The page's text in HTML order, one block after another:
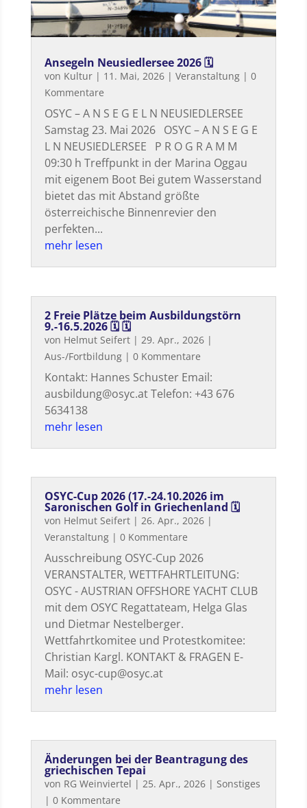
Ansegeln Neusiedlersee 2026 🗓
von Kultur| 11. Mai, 2026| Veranstaltung| 0
Kommentare
OSYC – A N S E G E L N NEUSIEDLERSEE
Samstag 23. Mai 2026 OSYC – A N S E G E
L N NEUSIEDLERSEE P R O G R A M M
09:30 h Treffpunkt in der Marina Oggau
mit eigenem Boot Bei gutem Wasserstand
bietet das mit Abstand größte
österreichische Binnenrevier den
perfekten...
mehr lesen
2 Freie Plätze beim Ausbildungstörn
9.-16.5.2026 🗓 🗓
von Helmut Seifert| 29. Apr., 2026|
Aus-/Fortbildung| 0 Kommentare
Kontakt: Hannes Schuster Email:
ausbildung@osyc.at Telefon: +43 676
5634138
mehr lesen
OSYC-Cup 2026 (17.-24.10.2026 im
Saronischen Golf in Griechenland 🗓
von Helmut Seifert| 26. Apr., 2026|
Veranstaltung| 0 Kommentare
Ausschreibung OSYC-Cup 2026
VERANSTALTER, WETTFAHRTLEITUNG:
OSYC - AUSTRIAN OFFSHORE YACHT CLUB
mit dem OSYC Regattateam, Helga Glas
und Dietmar Nestelberger.
Wettfahrtkomitee und Protestkomitee:
Christian Kargl. KONTAKT & FRAGEN E-
Mail: osyc-cup@osyc.at
mehr lesen
Änderungen bei der Beantragung des
griechischen Tepai
von RG Weinviertel | 25. Apr., 2026| Sonstiges
| 0 Kommentare